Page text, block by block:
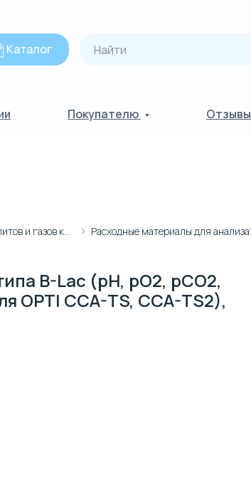
Каталог
Покупателю Отзывы
Анализаторы электролитов и газов крови
B-Lac (pH, pO2, pCO2,
OPTI CCA-TS, CCA-TS2),